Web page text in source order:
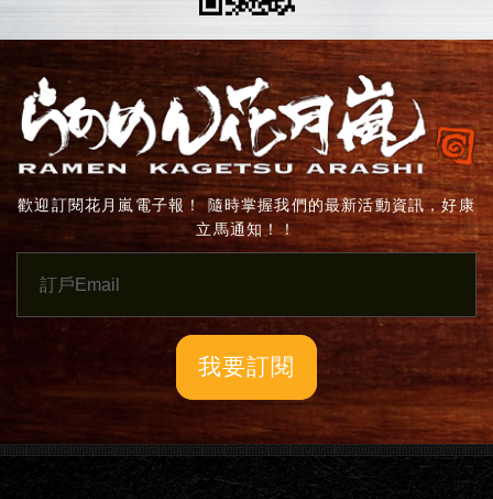
歡迎訂閱花月嵐電子報！ 隨時掌握我們的最新活動資訊，好康
立馬通知！！
我要訂閱